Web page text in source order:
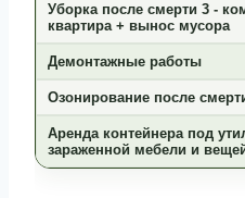
Уборка после смерти 3 -
квартира + вынос мусора
Демонтажные работы
Озонирование после
Аренда контейнера под
зараженной мебели и